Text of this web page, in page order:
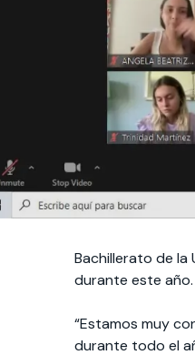
Bachillerato de la
durante este
“Estamos muy
durante todo el